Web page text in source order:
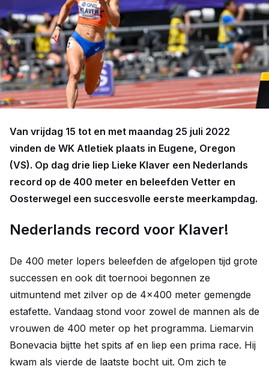
Van vrijdag 15 tot en met maandag 25 juli 2022
vinden de WK Atletiek plaats in Eugene, Oregon
(VS). Op dag drie liep Lieke Klaver een Nederlands
record op de 400 meter en beleefden Vetter en
Oosterwegel een succesvolle eerste meerkampdag.
Nederlands record voor Klaver!
De 400 meter lopers beleefden de afgelopen tijd grote
successen en ook dit toernooi begonnen ze
uitmuntend met zilver op de 4x400 meter gemengde
estafette. Vandaag stond voor zowel de mannen als de
vrouwen de 400 meter op het programma. Liemarvin
Bonevacia bijtte het spits af en liep een prima race. Hij
kwam als vierde de laatste bocht uit. Om zich te